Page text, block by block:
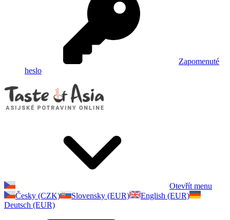
Zapomenuté
heslo
Otevřít menu
Česky (CZK)
Slovensky (EUR)
English (EUR)
Deutsch (EUR)